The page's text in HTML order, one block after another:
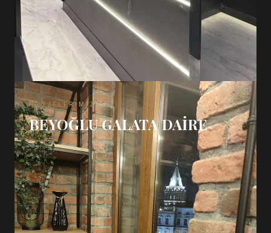
PROJELERIMIZ
BEYOĞLU GALATA DAIRE